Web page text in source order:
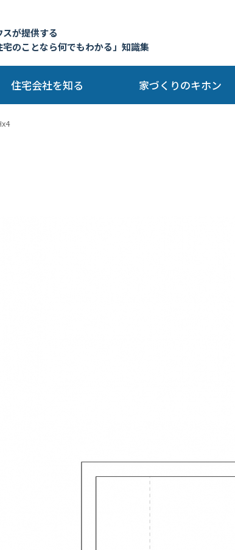
が提供する
宅のことなら何でもわかる」知識集
住宅会社を知る 家づくりのキホン